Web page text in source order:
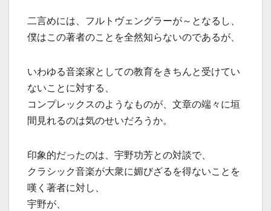
二言めには、フルトヴェングラーが～となるし、
僕はこの著者のことを全然知らないのであるが、
いわゆる音楽家としての教育をきちんと受けてい
ないことに対する、
コンプレックスのようなものが、文章の端々に垣
間見れるのは気のせいだろうか。
印象的だったのは、宇野功芳との対談で、
クラシック音楽が大衆に媚びざるを得ないことを
嘆く著者に対し、
宇野が、